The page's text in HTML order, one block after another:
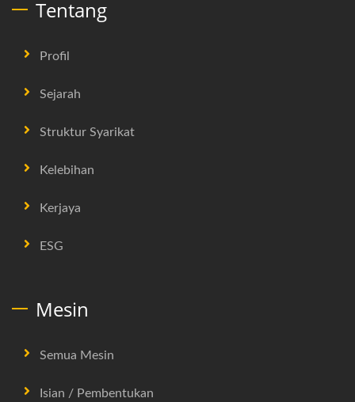
Tentang
Profil
Sejarah
Struktur Syarikat
Kelebihan
Kerjaya
ESG
Mesin
Semua Mesin
Isian / Pembentukan